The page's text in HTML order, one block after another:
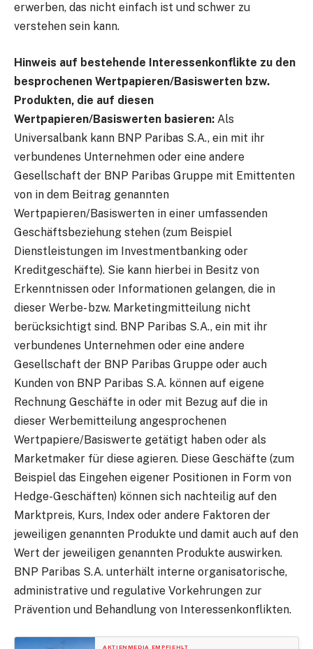
erwerben, das nicht einfach ist und schwer zu
verstehen sein kann.
Hinweis auf bestehende Interessenkonflikte zu den
besprochenen Wertpapieren/Basiswerten bzw.
Produkten, die auf diesen
Wertpapieren/Basiswerten basieren: Als
Universalbank kann BNP Paribas S.A., ein mit ihr
verbundenes Unternehmen oder eine andere
Gesellschaft der BNP Paribas Gruppe mit Emittenten
von in dem Beitrag genannten
Wertpapieren/Basiswerten in einer umfassenden
Geschäftsbeziehung stehen (zum Beispiel
Dienstleistungen im Investmentbanking oder
Kreditgeschäfte). Sie kann hierbei in Besitz von
Erkenntnissen oder Informationen gelangen, die in
dieser Werbe- bzw. Marketingmitteilung nicht
berücksichtigt sind. BNP Paribas S.A., ein mit ihr
verbundenes Unternehmen oder eine andere
Gesellschaft der BNP Paribas Gruppe oder auch
Kunden von BNP Paribas S.A. können auf eigene
Rechnung Geschäfte in oder mit Bezug auf die in
dieser Werbemitteilung angesprochenen
Wertpapiere/Basiswerte getätigt haben oder als
Marketmaker für diese agieren. Diese Geschäfte (zum
Beispiel das Eingehen eigener Positionen in Form von
Hedge-Geschäften) können sich nachteilig auf den
Marktpreis, Kurs, Index oder andere Faktoren der
jeweiligen genannten Produkte und damit auch auf den
Wert der jeweiligen genannten Produkte auswirken.
BNP Paribas S.A. unterhält interne organisatorische,
administrative und regulative Vorkehrungen zur
Prävention und Behandlung von Interessenkonflikten.
AKTIENMEDIA EMPFIEHLT